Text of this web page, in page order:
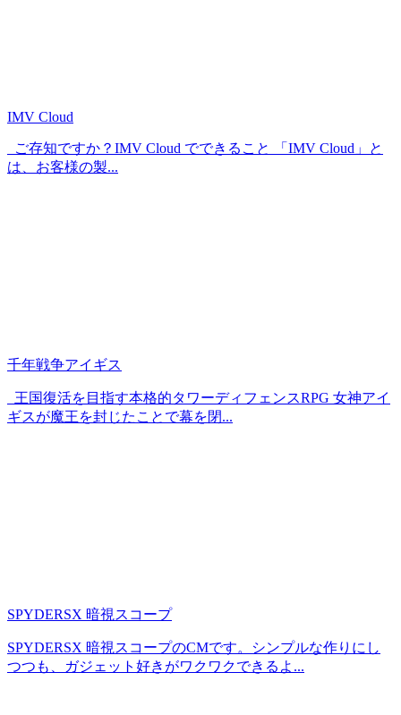
IMV Cloud
ご存知ですか？IMV Cloud でできること 「IMV Cloud」と
は、お客様の製...
千年戦争アイギス
王国復活を目指す本格的タワーディフェンスRPG 女神アイ
ギスが魔王を封じたことで幕を閉...
SPYDERSX 暗視スコープ
SPYDERSX 暗視スコープのCMです。シンプルな作りにし
つつも、ガジェット好きがワクワクできるよ...